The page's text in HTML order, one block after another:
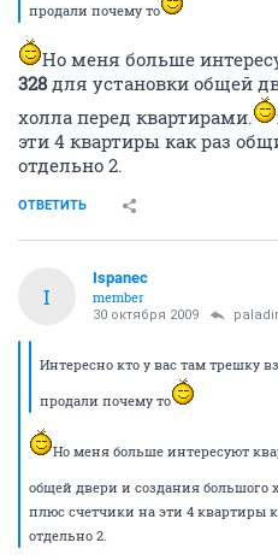
продали почему то
Но меня больше
328для установки общей
холла перед квартирами.
эти 4 квартиры как раз
отдельно 2.
ОТВЕТИТЬ
I
Ispanec
member
30 октября 2009
Интересно кто у вас там трешку
продали почему то
Но меня больше интересуют
общей двери и создания большого
плюс счетчики на эти 4 квартиры
отдельно 2.